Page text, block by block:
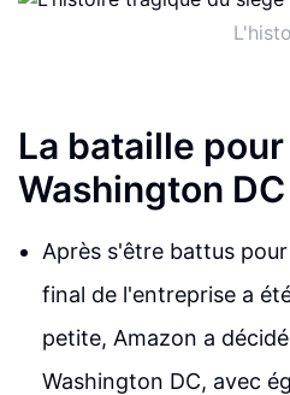
La bataille
Washington
Après s'être battus
final de l'entreprise a
petite, Amazon a
Washington DC, avec